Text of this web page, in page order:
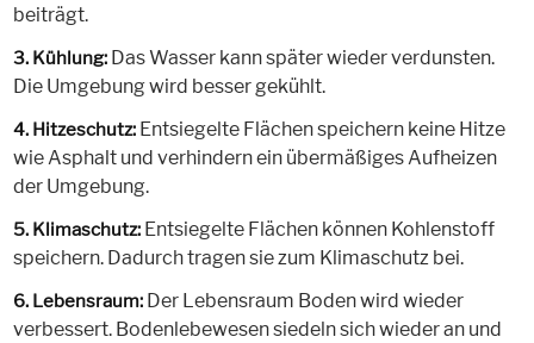
beiträgt.
3. Kühlung: Das Wasser kann später wieder verdunsten.
Die Umgebung wird besser gekühlt.
4. Hitzeschutz:Entsiegelte Flächen speichern keine Hitze
wie Asphalt und verhindern ein übermäßiges Aufheizen
der Umgebung.
5. Klimaschutz:Entsiegelte Flächen können Kohlenstoff
speichern. Dadurch tragen sie zum Klimaschutz bei.
6. Lebensraum: Der Lebensraum Boden wird wieder
verbessert. Bodenlebewesen siedeln sich wieder an und